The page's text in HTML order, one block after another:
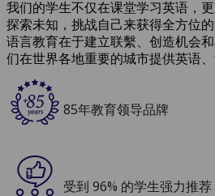
我们的学生不仅在课堂学习英语，
探索未知，挑战自己来获得全方位
语言教育在于建立联繫、创造机会
们在世界各地重要的城市提供英语、
85年教育领导品牌
受到 96% 的学生强力推荐